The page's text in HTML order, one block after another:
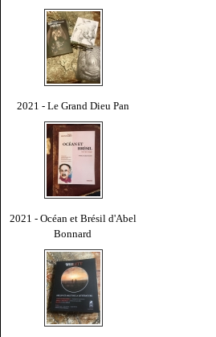
2021 - Le Grand Dieu Pan
2021 - Océan et Brésil d'Abel
Bonnard